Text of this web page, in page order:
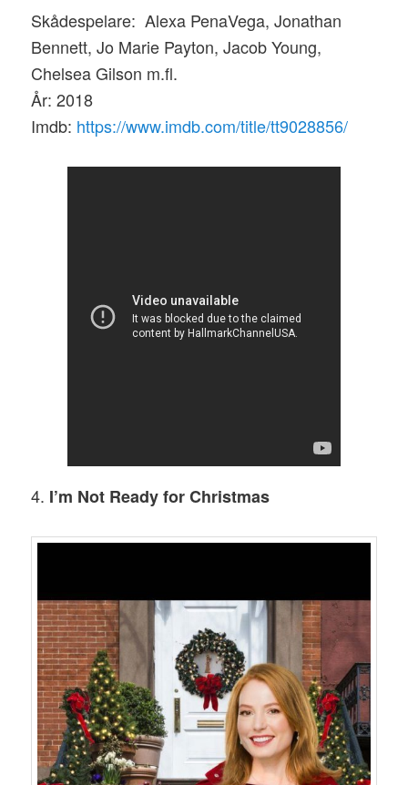
Skådespelare: Alexa PenaVega, Jonathan
Bennett, Jo Marie Payton, Jacob Young,
Chelsea Gilson m.fl.
År: 2018
Imdb: https://www.imdb.com/title/tt9028856/
4. I’m Not Ready for Christmas